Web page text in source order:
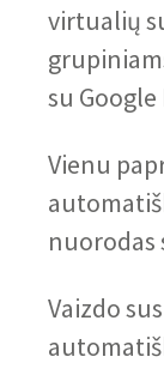
virtualių
su Google
Vienu
nuorodas
Vaizdo